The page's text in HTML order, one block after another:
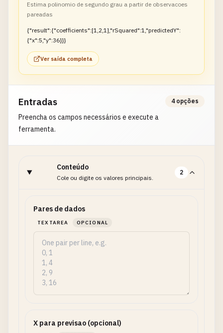
Estima polinomio de segundo grau a partir de observacoes
pareadas
{"result":{"coefficients":[1,2,1],"rSquared":1,"predictedY":
{"x":5,"y":36}}}
Ver saída completa
Entradas
Preencha os campos necessários e execute a
ferramenta.
4 opções
Conteúdo
Cole ou digite os valores principais.
2
Pares de dados
TEXTAREA OPCIONAL
X para previsao (opcional)